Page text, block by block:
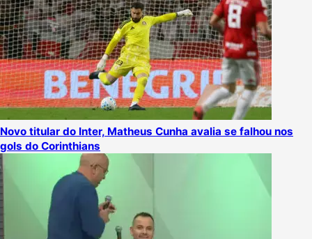
Novo titular do Inter, Matheus Cunha avalia se falhou nos
gols do Corinthians